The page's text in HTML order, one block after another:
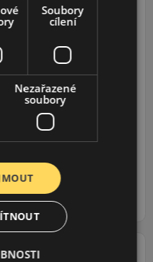
1 649 CZK
DO KOŠÍKU
Soubory
cílení
Nezařazené
soubory